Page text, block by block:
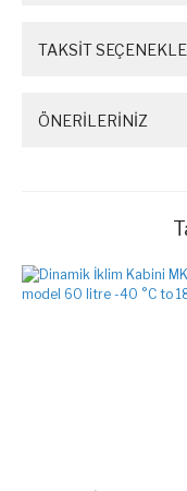
TAKSİT
ÖNERİLERİNİZ